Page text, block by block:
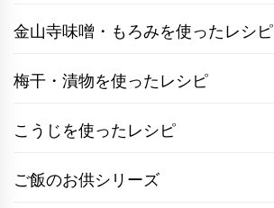
金山寺味噌・もろみを使ったレシピ
梅干・漬物を使ったレシピ
こうじを使ったレシピ
ご飯のお供シリーズ